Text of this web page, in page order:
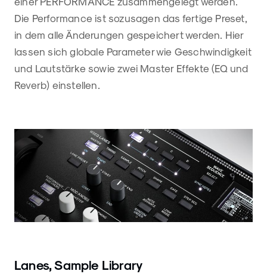
Die Performance ist sozusagen das fertige Preset,
in dem alle Änderungen gespeichert werden. Hier
lassen sich globale Parameter wie Geschwindigkeit
und Lautstärke sowie zwei Master Effekte (EQ und
Reverb) einstellen.
Lanes, Sample Library